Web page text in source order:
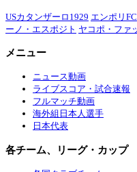
USカタンザーロ1929 エンポリFC
ーノ・エスポジト ヤコポ・ファ
メニュー
ニュース動画
ライブスコア・試合速報
フルマッチ動画
海外組日本人選手
日本代表
各チーム、リーグ・カップ